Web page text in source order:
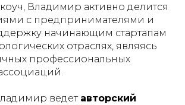
Владимир активно делится
с предпринимателями и
начинающим стартапам
отраслях, являясь
профессиональных
ведет авторский